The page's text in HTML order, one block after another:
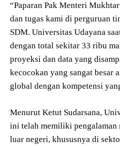
“Paparan Pak Menteri
dan tugas kami di perguruan
SDM. Universitas Udayana
dengan total sekitar 33 ribu
proyeksi dan data yang
kecocokan yang sangat besar
global dengan kompetensi
Menurut Ketut Sudarsana,
ini telah memiliki pengalaman
luar negeri, khususnya di